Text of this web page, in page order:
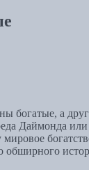
а
Даймонда